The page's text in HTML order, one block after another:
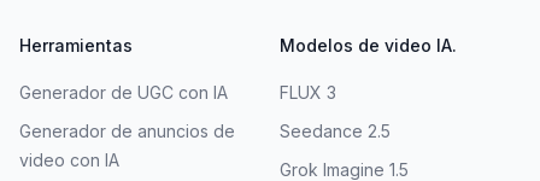
Herramientas
Generador de UGC con IA
Generador de anuncios de
video con IA
Modelos de video IA.
FLUX 3
Seedance 2.5
Grok Imagine 1.5